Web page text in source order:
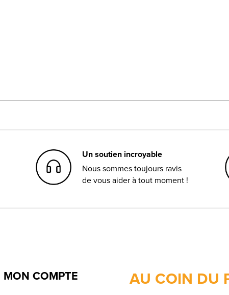
Un soutien incroyable
Nous sommes toujours ravis
de vous aider à tout moment !
MON COMPTE AU COIN DU